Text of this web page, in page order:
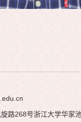
路268号浙江大学华家